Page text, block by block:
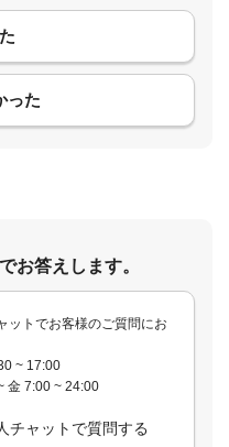
った
お答えします。
ットでお客様のご質問にお
~ 17:00
金 7:00 ~ 24:00
チャットで質問する